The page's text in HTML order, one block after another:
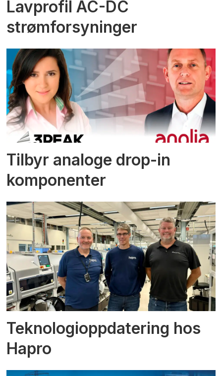
Lavprofil AC-DC
strømforsyninger
Tilbyr analoge drop-in
komponenter
Teknologioppdatering hos
Hapro